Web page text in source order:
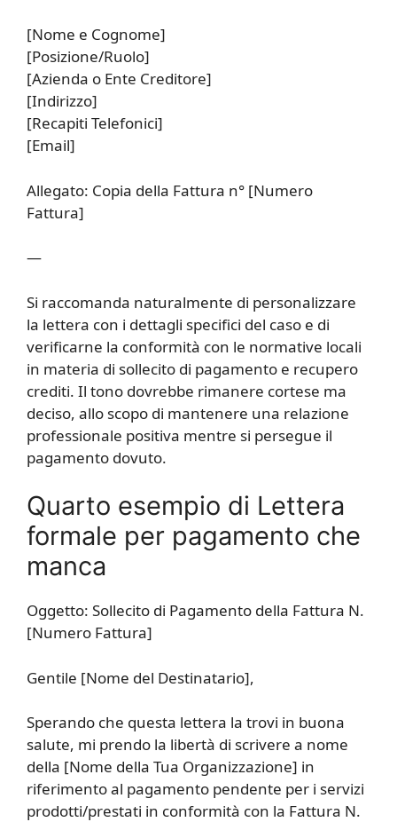
[Nome e Cognome]
[Posizione/Ruolo]
[Azienda o Ente Creditore]
[Indirizzo]
[Recapiti Telefonici]
[Email]
Allegato: Copia della Fattura n° [Numero
Fattura]
—
Si raccomanda naturalmente di personalizzare
la lettera con i dettagli specifici del caso e di
verificarne la conformità con le normative locali
in materia di sollecito di pagamento e recupero
crediti. Il tono dovrebbe rimanere cortese ma
deciso, allo scopo di mantenere una relazione
professionale positiva mentre si persegue il
pagamento dovuto.
Quarto esempio di Lettera
formale per pagamento che
manca
Oggetto: Sollecito di Pagamento della Fattura N.
[Numero Fattura]
Gentile [Nome del Destinatario],
Sperando che questa lettera la trovi in buona
salute, mi prendo la libertà di scrivere a nome
della [Nome della Tua Organizzazione] in
riferimento al pagamento pendente per i servizi
prodotti/prestati in conformità con la Fattura N.